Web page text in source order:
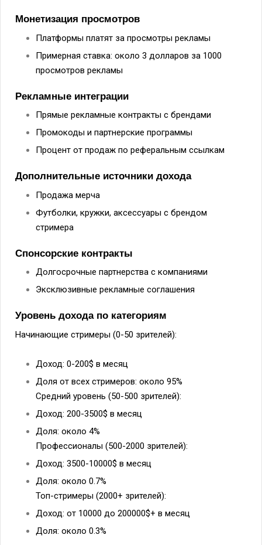
Монетизация просмотров
Платформы платят за просмотры рекламы
Примерная ставка: около 3 долларов за 1000
просмотров рекламы
Рекламные интеграции
Прямые рекламные контракты с брендами
Промокоды и партнерские программы
Процент от продаж по реферальным ссылкам
Дополнительные источники дохода
Продажа мерча
Футболки, кружки, аксессуары с брендом
стримера
Спонсорские контракты
Долгосрочные партнерства с компаниями
Эксклюзивные рекламные соглашения
Уровень дохода по категориям
Начинающие стримеры (0-50 зрителей):
Доход: 0-200$ в месяц
Доля от всех стримеров: около 95%
Средний уровень (50-500 зрителей):
Доход: 200-3500$ в месяц
Доля: около 4%
Профессионалы (500-2000 зрителей):
Доход: 3500-10000$ в месяц
Доля: около 0.7%
Топ-стримеры (2000+ зрителей):
Доход: от 10000 до 200000$+ в месяц
Доля: около 0.3%